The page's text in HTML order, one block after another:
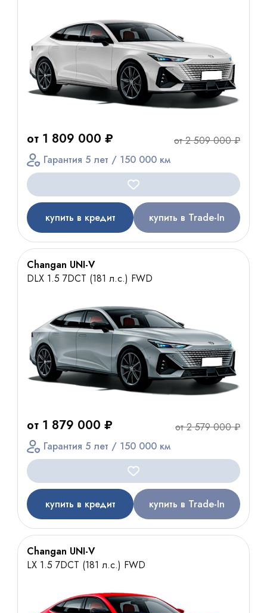
от 1 809 000 ₽
от 2 509 000 ₽
Гарантия 5 лет / 150 000 км
купить в кредит купить в Trade-In
Changan UNI-V
DLX 1.5 7DCT (181 л.с.) FWD
от 1 879 000 ₽
от 2 579 000 ₽
Гарантия 5 лет / 150 000 км
купить в кредит купить в Trade-In
Changan UNI-V
LX 1.5 7DCT (181 л.с.) FWD